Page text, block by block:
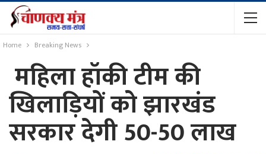
Home Breaking News
महिला हॉकी टीम की
खिलाड़ियों को झारखंड
सरकार देगी 50-50 लाख